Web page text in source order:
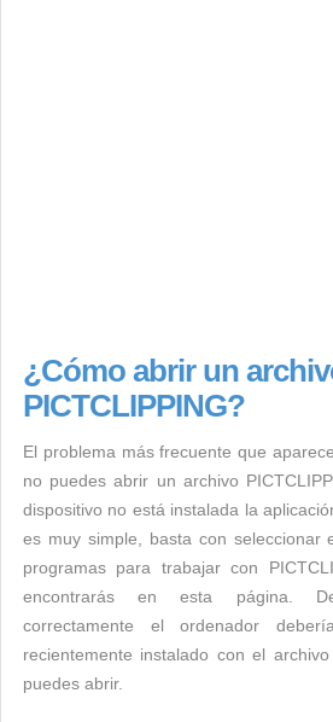
¿Cómo abrir un
PICTCLIPPING?
El problema más frecuente que
no puedes abrir un archivo
dispositivo no está instalada la
es muy simple, basta con seleccionar
programas para trabajar con
encontrarás en esta página.
correctamente el ordenador
recientemente instalado con el
puedes abrir.